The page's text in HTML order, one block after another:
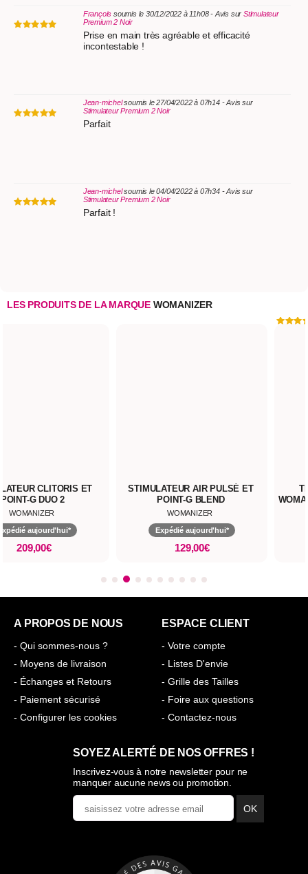
François soumis le 30/12/2022 à 11h08 - Avis sur Stimulateur
Premium 2 Noir
Prise en main très agréable et efficacité
incontestable !
Jean-michelsoumis le 27/04/2022 à 07h14 - Avis sur
Stimulateur Premium 2 Noir
Parfait
Jean-michelsoumis le 04/04/2022 à 07h34 - Avis sur
Stimulateur Premium 2 Noir
Parfait !
LES PRODUITS DE LA MARQUE WOMANIZER
CLITORIS ET
POINT-G DUO 2
WOMANIZER
aujourd'hui*
209,00€
STIMULATEUR AIR PULSÉ ET
POINT-G BLEND
WOMANIZER
Expédié aujourd'hui*
129,00€
A PROPOS DE NOUS
- Qui sommes-nous ?
- Moyens de livraison
- Échanges et Retours
- Paiement sécurisé
- Configurer les cookies
ESPACE CLIENT
- Votre compte
- Listes D'envie
- Grille des Tailles
- Foire aux questions
- Contactez-nous
SOYEZ ALERTÉ DE NOS OFFRES !
Inscrivez-vous à notre newsletter pour ne
manquer aucune news ou promotion.
OK